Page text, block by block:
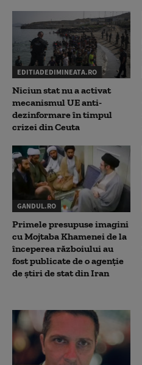
EDITIADEDIMINEATA.RO
Niciun stat nu a activat
mecanismul UE anti-
dezinformare în timpul
crizei din Ceuta
GANDUL.RO
Primele presupuse imagini
cu Mojtaba Khamenei de la
începerea războiului au
fost publicate de o agenție
de știri de stat din Iran